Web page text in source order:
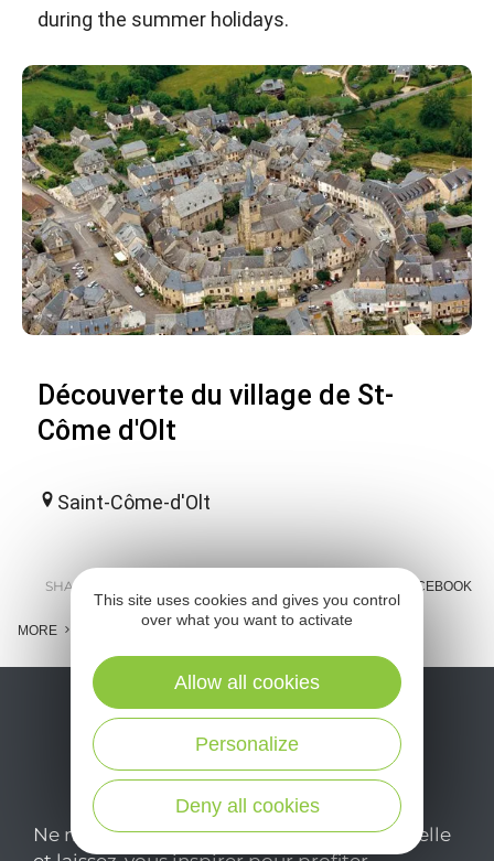
during the summer holidays.
Découverte du village de St-
Côme d'Olt
Saint-Côme-d'Olt
SHARE : FACEBOOK
MORE
Ne manquez pas notre newsletter mensuelle
This site uses cookies and gives you control
over what you want to activate
Deny all cookies
Personalize
Allow all cookies